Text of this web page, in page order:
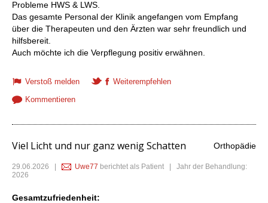
Probleme HWS & LWS.
Das gesamte Personal der Klinik angefangen vom Empfang
über die Therapeuten und den Ärzten war sehr freundlich und
hilfsbereit.
Auch möchte ich die Verpflegung positiv erwähnen.
Verstoß melden
Weiterempfehlen
Kommentieren
Viel Licht und nur ganz wenig Schatten Orthopädie
29.06.2026 Uwe77 berichtet als Patient | Jahr der Behandlung:
2026
Gesamtzufriedenheit: